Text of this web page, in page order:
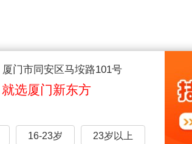
门市同安区马垵路101号
选厦门新东方
16-23岁 23岁以上
味道;